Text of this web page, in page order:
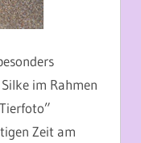
im Rahmen
Zeit am